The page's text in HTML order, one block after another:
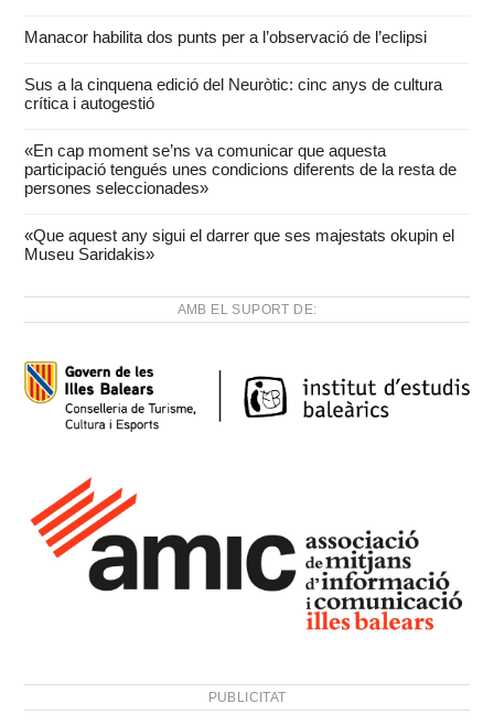
Manacor habilita dos punts per a l’observació de l’eclipsi
Sus a la cinquena edició del Neuròtic: cinc anys de cultura
crítica i autogestió
«En cap moment se’ns va comunicar que aquesta
participació tengués unes condicions diferents de la resta de
persones seleccionades»
«Que aquest any sigui el darrer que ses majestats okupin el
Museu Saridakis»
AMB EL SUPORT DE:
PUBLICITAT